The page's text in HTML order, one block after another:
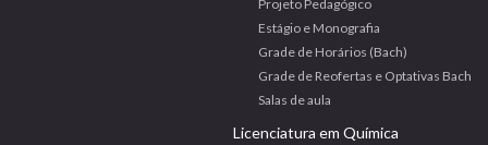
Projeto Pedagógico
Estágio e Monografia
Grade de Horários (Bach)
Grade de Reofertas e Optativas Bach
Salas de aula
Licenciatura em Química